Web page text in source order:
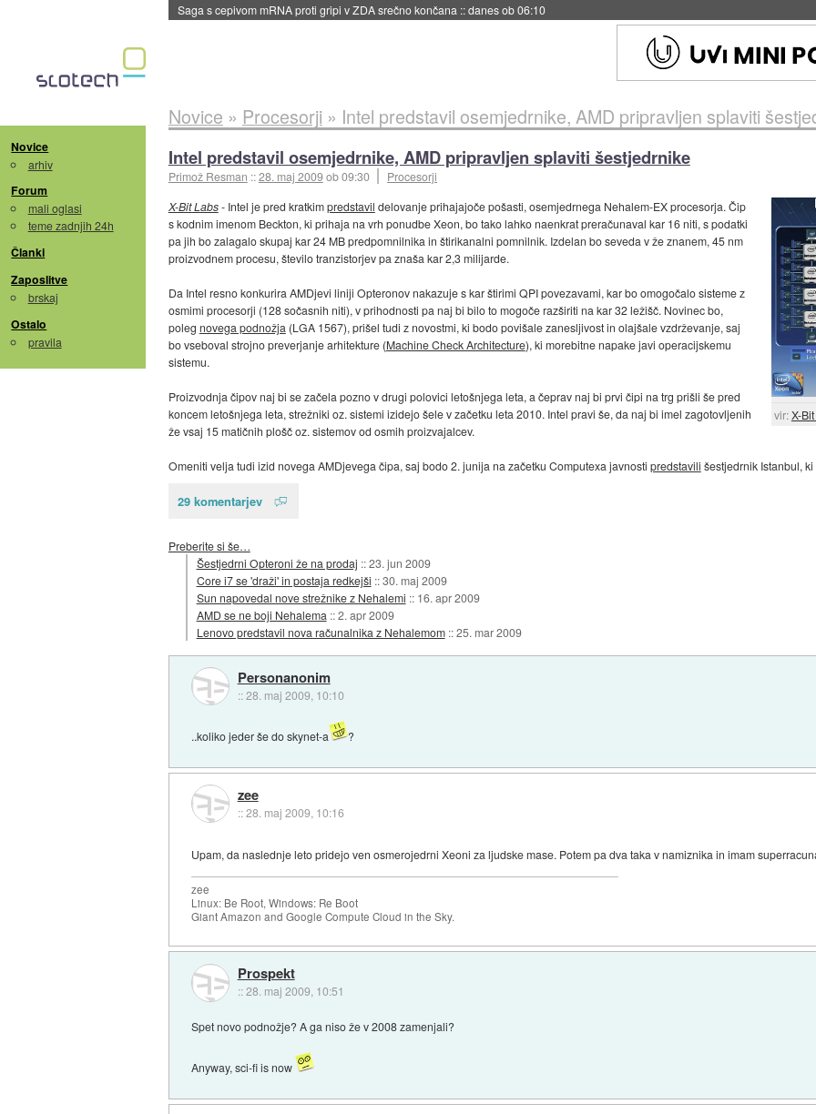
BMW v vozilih začel predvajati reklame::danes ob 06:09
Novice
arhiv
Forum
mali oglasi
teme zadnjih 24h
Članki
Zaposlitve
brskaj
Ostalo
pravila
Novice » Procesorji » Intel predstavil osemjedrnike, AMD pripravljen splaviti
Intel predstavil osemjedrnike, AMD pripravljen splaviti šestjedrnike
Primož Resman ::28. maj 2009ob 09:30 Procesorji
vir:X-
X-Bit Labs- Intel je pred kratkimpredstavil delovanje prihajajoče pošasti, osemjedrnega Nehalem-EX procesorja. Čip
s kodnim imenom Beckton, ki prihaja na vrh ponudbe Xeon, bo tako lahko naenkrat preračunaval kar 16 niti, s podatki
pa jih bo zalagalo skupaj kar 24 MB predpomnilnika in štirikanalni pomnilnik. Izdelan bo seveda v že znanem, 45 nm
proizvodnem procesu, število tranzistorjev pa znaša kar 2,3 milijarde.
Da Intel resno konkurira AMDjevi liniji Opteronov nakazuje s kar štirimi QPI povezavami, kar bo omogočalo sisteme z
osmimi procesorji (128 sočasnih niti), v prihodnosti pa naj bi bilo to mogoče razširiti na kar 32 ležišč. Novinec bo,
poleg novega podnožja (LGA 1567), prišel tudi z novostmi, ki bodo povišale zanesljivost in olajšale vzdrževanje, saj
bo vseboval strojno preverjanje arhitekture (Machine Check Architecture), ki morebitne napake javi operacijskemu
sistemu.
Proizvodnja čipov naj bi se začela pozno v drugi polovici letošnjega leta, a čeprav naj bi prvi čipi na trg prišli še pred
koncem letošnjega leta, strežniki oz. sistemi izidejo šele v začetku leta 2010. Intel pravi še, da naj bi imel zagotovljenih
že vsaj 15 matičnih plošč oz. sistemov od osmih proizvajalcev.
Omeniti velja tudi izid novega AMDjevega čipa, saj bodo 2. junija na začetku Computexa javnosti predstavili šestjedrnik Istanbul,
29 komentarjev
Preberite si še…
Šestjedrni Opteroni že na prodaj ::23. jun 2009
Core i7 se 'draži' in postaja redkejši ::30. maj 2009
Sun napovedal nove strežnike z Nehalemi :: 16. apr 2009
AMD se ne boji Nehalema ::2. apr 2009
Lenovo predstavil nova računalnika z Nehalemom ::25. mar 2009
Personanonim
::28. maj 2009, 10:10
..koliko jeder še do skynet-a ?
zee
::28. maj 2009, 10:16
Upam, da naslednje leto pridejo ven osmerojedrni Xeoni za ljudske mase. Potem pa dva taka v namiznika in imam
zee
Linux: Be Root, Windows: Re Boot
Giant Amazon and Google Compute Cloud in the Sky.
Prospekt
::28. maj 2009, 10:51
Spet novo podnožje? A ga niso že v 2008 zamenjali?
Anyway, sci-fi is now